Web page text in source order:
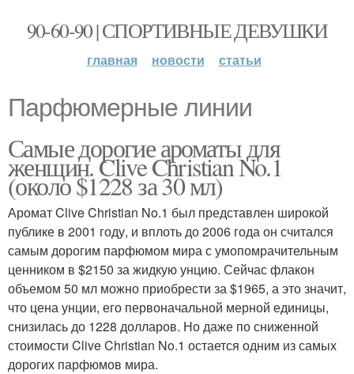
90-60-90 | СПОРТИВНЫЕ ДЕВУШКИ
главная новости статьи
Парфюмерные линии
Самые дорогие ароматы для
женщин. Clive Christian No.1
(около $1228 за 30 мл)
Аромат Clive Christian No.1 был представлен широкой
публике в 2001 году, и вплоть до 2006 года он считался
самым дорогим парфюмом мира с умопомрачительным
ценником в $2150 за жидкую унцию. Сейчас флакон
объемом 50 мл можно приобрести за $1965, а это значит,
что цена унции, его первоначальной мерной единицы,
снизилась до 1228 долларов. Но даже по сниженной
стоимости Clive Christian No.1 остается одним из самых
дорогих парфюмов мира.